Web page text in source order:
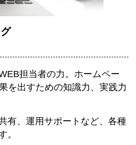
担当者の力。ホームペー
を出すための知識力、実践力
有、運用サポートなど、各種
。